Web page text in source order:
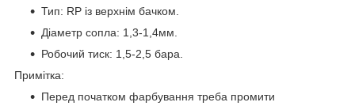
Тип: RP із верхнім бачком.
Діаметр сопла: 1,3-1,4мм.
Робочий тиск: 1,5-2,5 бара.
Примітка:
Перед початком фарбування треба промити